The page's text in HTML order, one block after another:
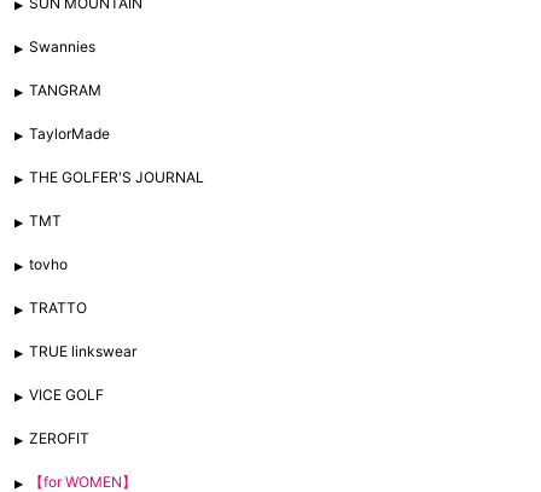
Swannies
TANGRAM
TaylorMade
THE GOLFER'S JOURNAL
TMT
tovho
TRATTO
TRUE linkswear
VICE GOLF
ZEROFIT
【for WOMEN】